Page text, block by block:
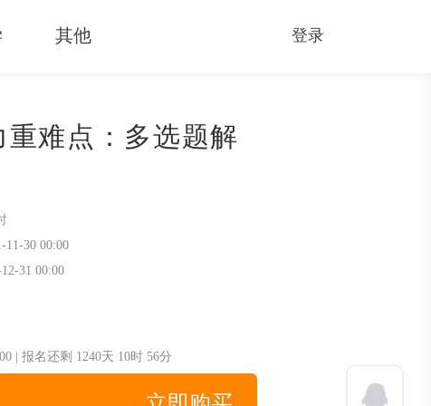
其他 登录
重难点：多选题解
11-30 00:00
31 00:00
精讲 填空题解析 单选题解析
报名还剩 1240天 10时 56分